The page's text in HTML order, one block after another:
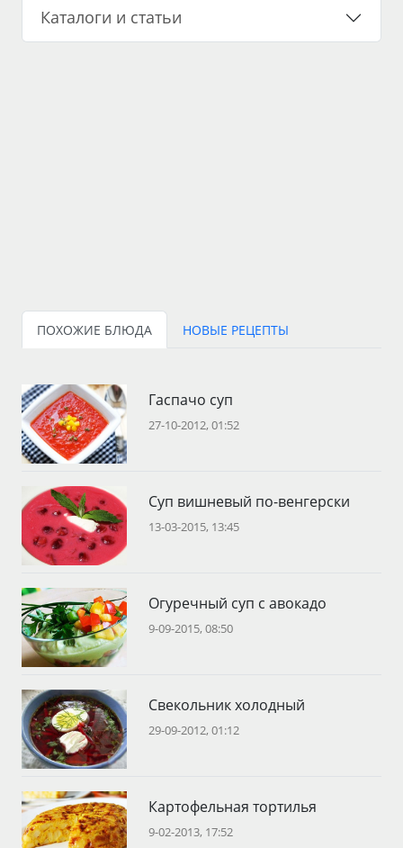
Каталоги и статьи
ПОХОЖИЕ БЛЮДА НОВЫЕ РЕЦЕПТЫ
Гаспачо суп
27-10-2012, 01:52
Суп вишневый по-венгерски
13-03-2015, 13:45
Огуречный суп с авокадо
9-09-2015, 08:50
Свекольник холодный
29-09-2012, 01:12
Картофельная тортилья
9-02-2013, 17:52